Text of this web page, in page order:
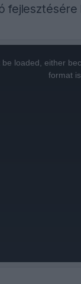
fejlesztésére
loaded, either
format